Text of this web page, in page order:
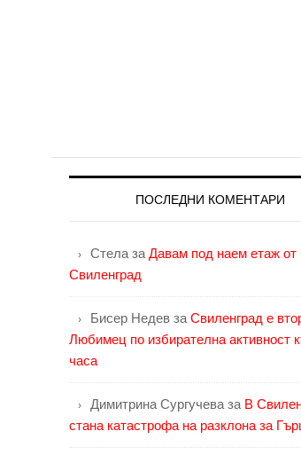
ПОСЛЕДНИ КОМЕНТАРИ
Стела за Давам под наем етаж
Свиленград
Бисер Недев за Свиленград е
Любимец по избирателна активност
часа
Димитрина Сургучева за В
стана катастрофа на разклона за